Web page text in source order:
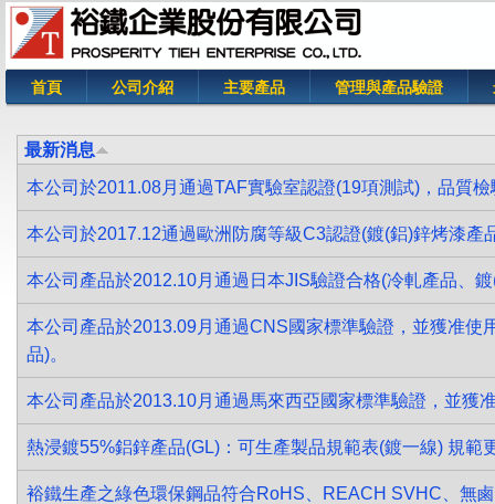
首頁 公司介紹 主要產品 管理與產品驗證
最新消息
本公司於2011.08月通過TAF實驗室認證(19項測試)，品質
本公司於2017.12通過歐洲防腐等級C3認證(鍍(鋁)鋅烤漆產
本公司產品於2012.10月通過日本JIS驗證合格(冷軋產品、
本公司產品於2013.09月通過CNS國家標準驗證，並獲准使
品)。
本公司產品於2013.10月通過馬來西亞國家標準驗證，並獲
熱浸鍍55%鋁鋅產品(GL)：可生產製品規範表(鍍一線) 規範
裕鐵生產之綠色環保鋼品符合RoHS、REACH SVHC、無